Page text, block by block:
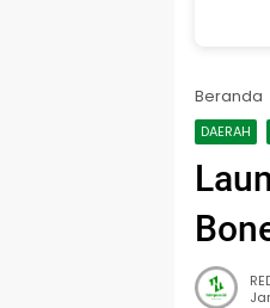
Beranda
DAERAH